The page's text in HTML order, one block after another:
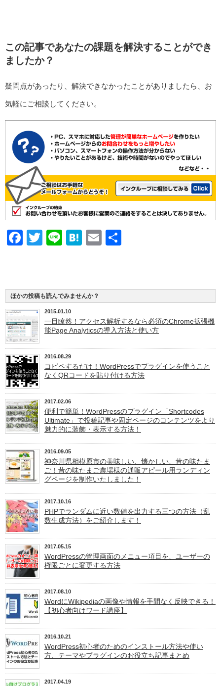
この記事であなたの課題を解決することができ
ましたか？
疑問点があったり、解決できなかったことがありましたら、お
気軽にご相談してください。
Facebook
Twitter
LineHatena
Email
ほかの投稿も読んでみませんか？
2015.01.10
一目瞭然！アクセス解析するなら必須のChrome拡張機
能Page Analyticsの導入方法と使い方
2016.08.29
コピペするだけ！WordPressでプラグインを使うこと
なくQRコードを貼り付ける方法
2017.02.06
便利で簡単！WordPressのプラグイン「Shortcodes
Ultimate」で投稿記事や固定ページのコンテンツをより
魅力的に装飾・表示する方法！
2016.09.05
神奈川県相模原市の美味しい、懐かしい、昔の味たま
ご！昔の味たまご農場様の通販アピール用ランディン
グページを制作いたしました！
2017.10.16
PHPでランダムに近い数値を出力する三つの方法（乱
数生成方法）をご紹介します！
2017.05.15
WordPressの管理画面のメニュー項目を、ユーザーの
権限ごとに変更する方法
2017.08.10
WordにWikipediaの画像や情報を手間なく反映できる！
【初心者向けワード講座】
2016.10.21
WordPress初心者のためのインストール方法や使い
方、テーマやプラグインのお役立ち記事まとめ
2017.04.19